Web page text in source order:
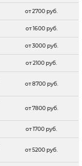
от 2700 руб.
от 1600 руб.
от 3000 руб.
от 2100 руб.
от 8700 руб.
от 7800 руб.
от 1700 руб.
от 5200 руб.